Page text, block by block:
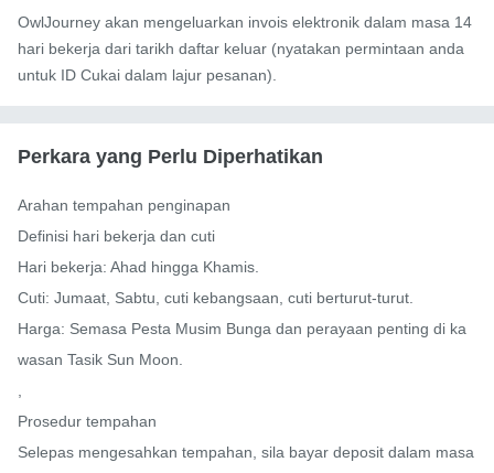
OwlJourney akan mengeluarkan invois elektronik dalam masa 14
hari bekerja dari tarikh daftar keluar (nyatakan permintaan anda
untuk ID Cukai dalam lajur pesanan).
Perkara yang Perlu Diperhatikan
Arahan tempahan penginapan
Definisi hari bekerja dan cuti
Hari bekerja: Ahad hingga Khamis.
Cuti: Jumaat, Sabtu, cuti kebangsaan, cuti berturut-turut.
Harga: Semasa Pesta Musim Bunga dan perayaan penting di ka
wasan Tasik Sun Moon.
,
Prosedur tempahan
Selepas mengesahkan tempahan, sila bayar deposit dalam masa